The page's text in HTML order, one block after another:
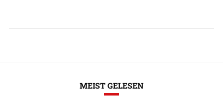
MEIST GELESEN